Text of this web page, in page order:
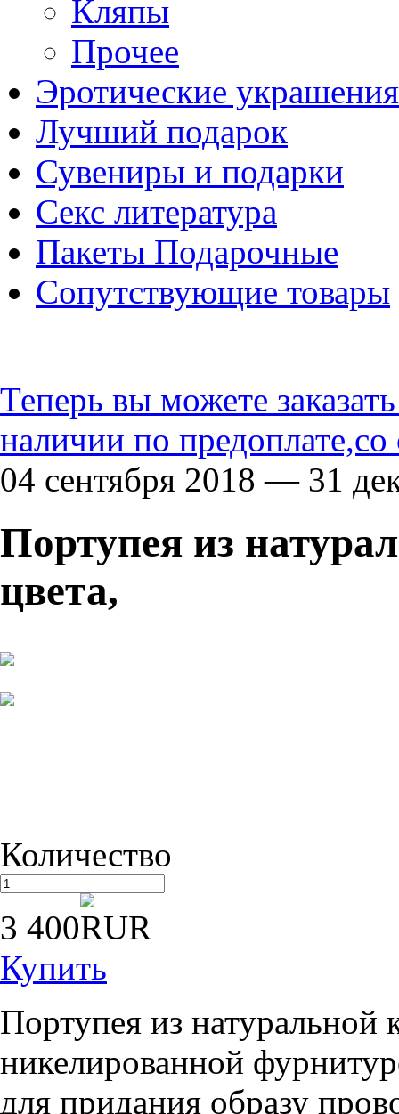
Кляпы
Прочее
Эротические
Лучший подарок
Сувениры и подарки
Секс литература
Пакеты Подарочные
Сопутствующие товары
Теперь вы можете
наличии по предоплате,со
04 сентября 2018 — 31
Портупея из
цвета,
Количество
3 400
Купить
Портупея из натуральной
никелированной
для придания образу